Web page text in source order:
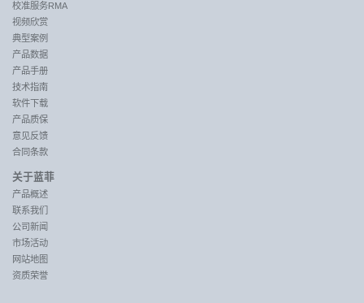
校准服务RMA
视频欣赏
典型案例
产品数据
产品手册
技术指南
软件下载
产品质保
意见反馈
合同条款
关于蓝菲
产品概述
联系我们
公司新闻
市场活动
网站地图
资质荣誉